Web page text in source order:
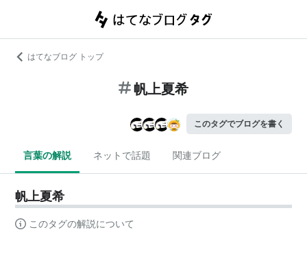
はてなブログ トップ
帆上夏希
このタグでブログを書く
言葉の解説 ネットで話題 関連ブログ
帆上夏希
このタグの解説について